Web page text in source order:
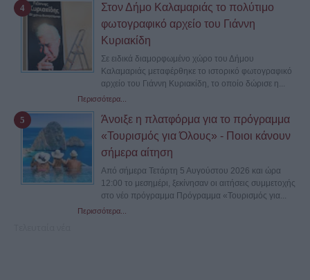
Στον Δήμο Καλαμαριάς το πολύτιμο
φωτογραφικό αρχείο του Γιάννη
Κυριακίδη
Σε ειδικά διαμορφωμένο χώρο του Δήμου
Καλαμαριάς μεταφέρθηκε το ιστορικό φωτογραφικό
αρχείο του Γιάννη Κυριακίδη, το οποίο δώρισε η...
Περισσότερα...
Άνοιξε η πλατφόρμα για το πρόγραμμα
«Τουρισμός για Όλους» - Ποιοι κάνουν
σήμερα αίτηση
Από σήμερα Τετάρτη 5 Αυγούστου 2026 και ώρα
12:00 το μεσημέρι, ξεκίνησαν οι αιτήσεις συμμετοχής
στο νέο πρόγραμμα Πρόγραμμα «Τουρισμός για...
Περισσότερα...